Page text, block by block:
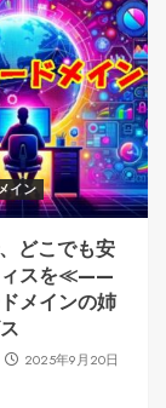
イン
どこでも安
ィスを≪——
メインの姉
2025年9月20日